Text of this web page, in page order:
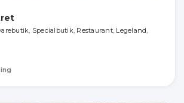
Specialbutik, Restaurant, Legeland,